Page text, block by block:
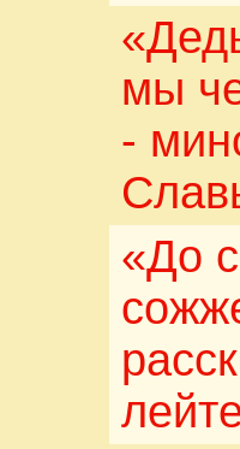
мы
-
«До